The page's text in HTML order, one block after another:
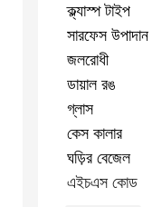
ক্ল্যাস্প টাইপ
সারফেস উপাদান
জলরোধী
ডায়াল রঙ
গ্লাস
কেস কালার
ঘড়ির বেজেল
এইচএস কোড